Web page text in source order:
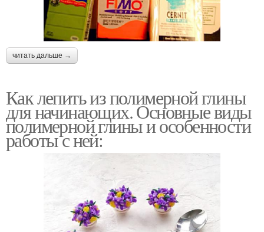
читать дальше →
Как лепить из полимерной глины
для начинающих. Основные виды
полимерной глины и особенности
работы с ней: